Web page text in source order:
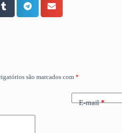
são marcados com *
E-mail*